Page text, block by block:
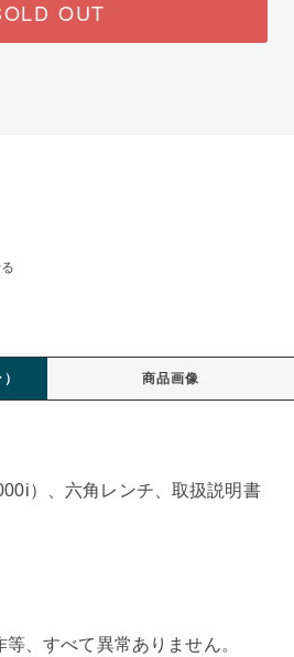
OUT
商品画像
）、六角レンチ、取扱説明書
、すべて異常ありません。